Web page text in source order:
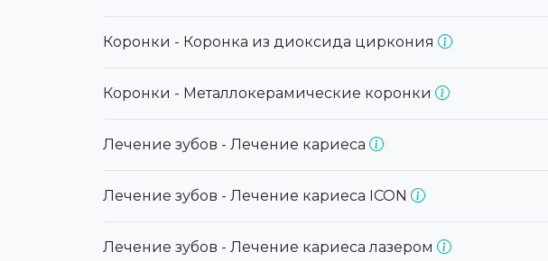
Коронки - Коронка из диоксида циркония
Коронки - Металлокерамические коронки
Лечение зубов - Лечение кариеса
Лечение зубов - Лечение кариеса ICON
Лечение зубов - Лечение кариеса лазером